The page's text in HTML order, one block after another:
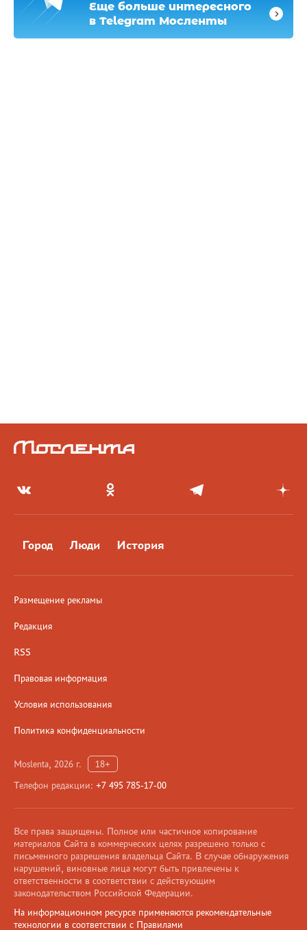
Еще больше интересного
в Telegram Мосленты
Город Люди История
Размещение рекламы
Редакция
RSS
Правовая информация
Условия использования
Политика конфиденциальности
Moslenta, 2026 г.
18+
Телефон редакции: +7 495 785-17-00
Все права защищены. Полное или частичное копирование
материалов Сайта в коммерческих целях разрешено только с
письменного разрешения владельца Сайта. В случае обнаружения
нарушений, виновные лица могут быть привлечены к
ответственности в соответствии с действующим
законодательством Российской Федерации.
На информационном ресурсе применяются рекомендательные
технологии в соответствии с Правилами